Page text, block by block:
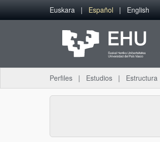
Saltar al contenido principal
Euskara Español English
Perfiles Estudios Estructura